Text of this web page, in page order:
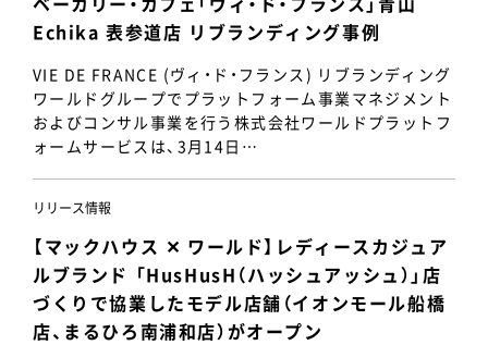
Echika 表参道店 リブランディング事例
VIE DE FRANCE (ヴィ・ド・フランス) リブランディング
ワールドグループでプラットフォーム事業マネジメント
およびコンサル事業を行う株式会社ワールドプラットフ
ォームサービスは、3月14日…
リリース情報
【マックハウス ✕ ワールド】レディースカジュア
ルブランド 「HusHusH（ハッシュアッシュ）」店
づくりで協業したモデル店舗（イオンモール船橋
店、まるひろ南浦和店）がオープン